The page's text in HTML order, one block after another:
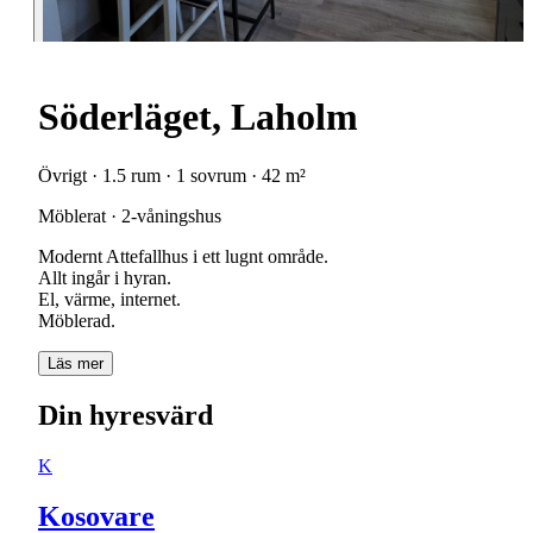
Söderläget, Laholm
Övrigt · 1.5 rum · 1 sovrum · 42 m²
Möblerat · 2-våningshus
Modernt Attefallhus i ett lugnt område.
Allt ingår i hyran.
El, värme, internet.
Möblerad.
Läs mer
Din hyresvärd
K
Kosovare